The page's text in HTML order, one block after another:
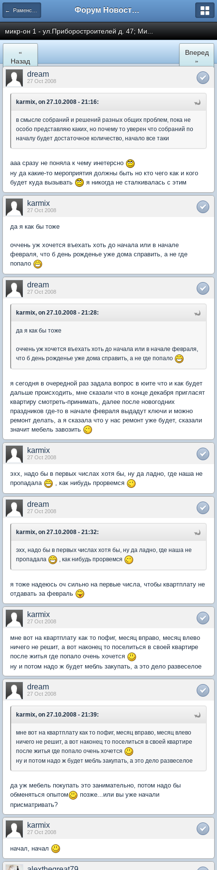
← Раменское Форум Новостройки
микр-он 1 - ул.Приборостроителей д. 47; Ми...
«
Назад
Вперед
»
dream
27 Oct 2008
karmix, on 27.10.2008 - 21:16:
в смысле собраний и решений разных общих проблем, пока не
особо представляю каких, но почему то уверен что собраний по
началу будет достаточное количество, начало все таки
ааа сразу не поняла к чему инетерсно
ну да какие-то мероприятия должны быть но кто чего как и кого
будет куда вызывать
я никогда не сталкивалась с этим
karmix
27 Oct 2008
да я как бы тоже
оччень уж хочется въехать хоть до начала или в начале
февраля, что б день рожденье уже дома справить, а не где
попало
dream
27 Oct 2008
karmix, on 27.10.2008 - 21:28:
да я как бы тоже
оччень уж хочется въехать хоть до начала или в начале февраля,
что б день рожденье уже дома справить, а не где попало
я сегодня в очередной раз задала вопрос в юите что и как будет
дальше происходить, мне сказали что в конце декабря пригласят
квартиру смотреть-принимать, далее после новогодних
праздников где-то в начале февраля выдадут ключи и можно
ремонт делать, а я сказала что у нас ремонт уже будет, сказали
значит мебель завозить
karmix
27 Oct 2008
эхх, надо бы в первых числах хотя бы, ну да ладно, где наша не
пропадала
, как нибудь прорвемся
dream
27 Oct 2008
karmix, on 27.10.2008 - 21:32:
эхх, надо бы в первых числах хотя бы, ну да ладно, где наша не
пропадала
, как нибудь прорвемся
я тоже надеюсь оч сильно на первые числа, чтобы квартплату не
отдавать за февраль
karmix
27 Oct 2008
мне вот на квартплату как то пофиг, месяц вправо, месяц влево
ничего не решит, а вот наконец то поселиться в своей квартире
после житья где попало очень хочется
ну и потом надо ж будет мебль закупать, а это дело развеселое
dream
27 Oct 2008
karmix, on 27.10.2008 - 21:39:
мне вот на квартплату как то пофиг, месяц вправо, месяц влево
ничего не решит, а вот наконец то поселиться в своей квартире
после житья где попало очень хочется
ну и потом надо ж будет мебль закупать, а это дело развеселое
да уж мебель покупать это занимательно, потом надо бы
обменяться опытом
позже...или вы уже начали
присматривать?
karmix
27 Oct 2008
начал, начал